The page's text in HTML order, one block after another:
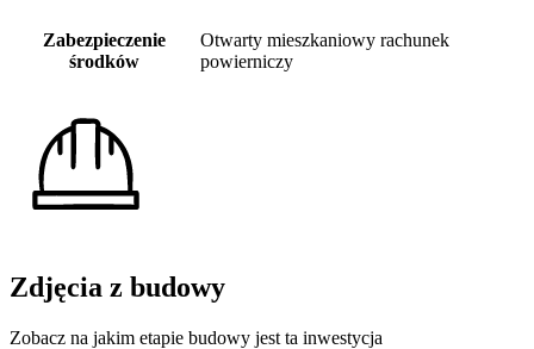
Zabezpieczenie
środków
Otwarty mieszkaniowy rachunek
powierniczy
Zdjęcia z budowy
Zobacz na jakim etapie budowy jest ta inwestycja